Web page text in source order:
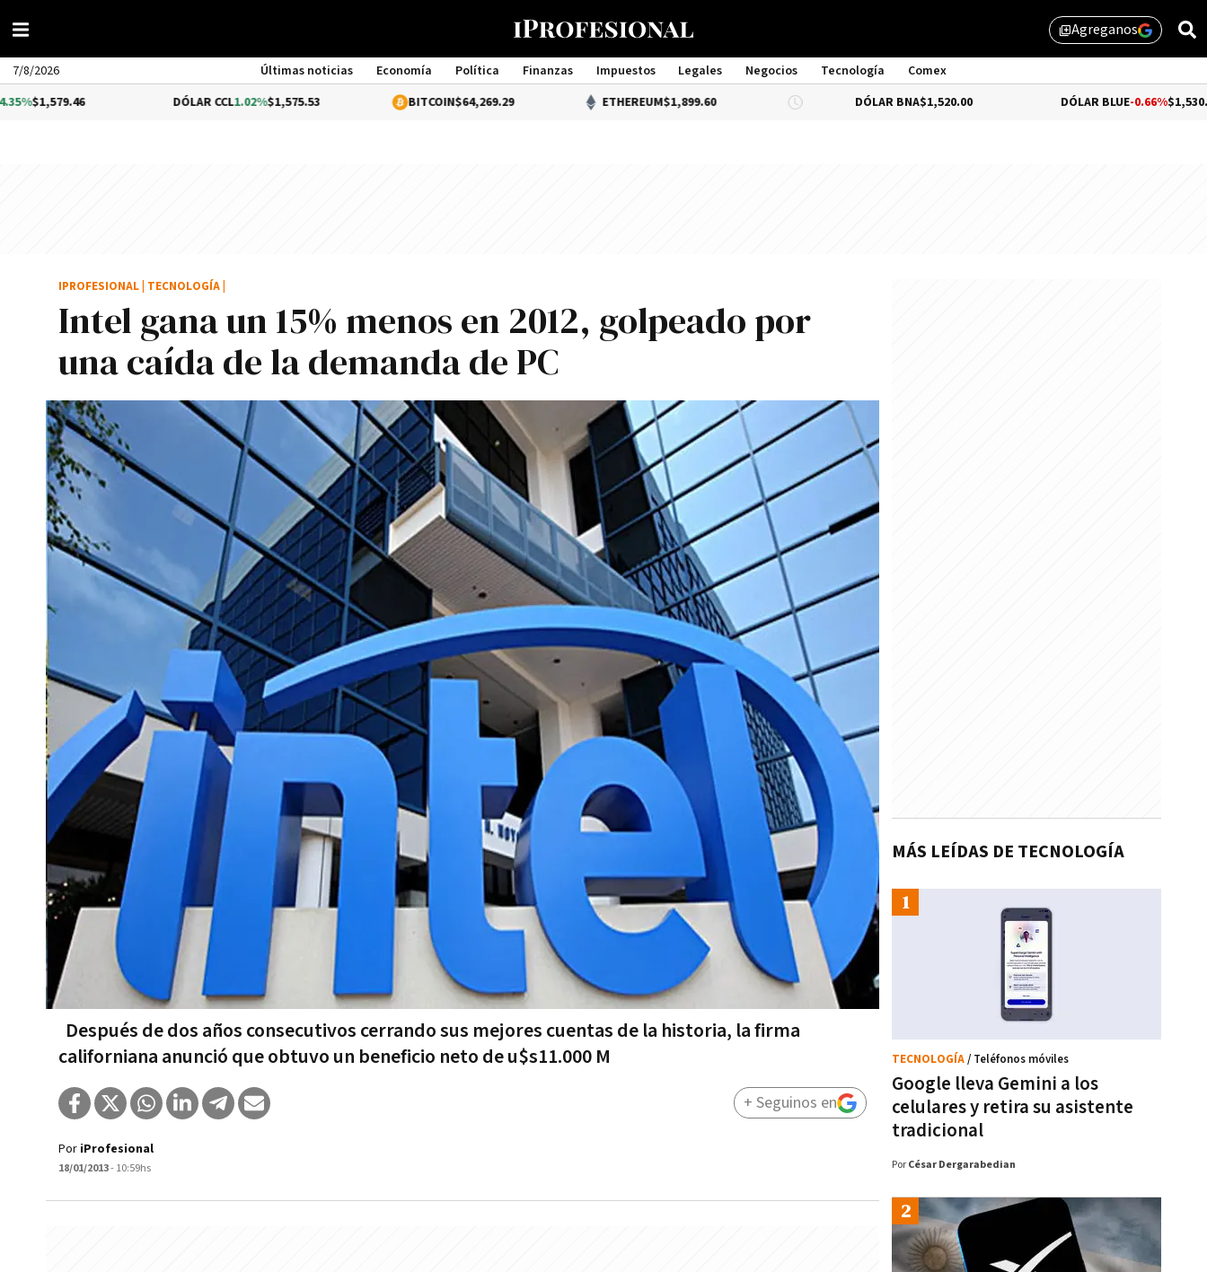
library_addAgreganos
7/8/2026 Últimas noticias Economía Política Finanzas Impuestos Legales Negocios Tecnología
Comex
Management
1.02%$1,575.53 BITCOIN$64,269.29 ETHEREUM $1,899.60 DÓLAR BNA$1,520.00 DÓLAR BLUE-0.66%$1,530.00
Intel gana un 15% menos en 2012, golpeado por
una caí­da de la demanda de PC
Después de dos años consecutivos cerrando sus mejores cuentas de la historia, la firma
californiana anunció que obtuvo un beneficio neto de u$s11.000 M
IPROFESIONAL TECNOLOGÍA
Por iProfesional
18/01/2013- 10:59hs
+ Seguinos en
MÁS LEÍDAS DE TECNOLOGÍA
Google lleva Gemini a los
celulares y retira su asistente
tradicional
TECNOLOGÍA/ Teléfonos móviles
Por César Dergarabedian